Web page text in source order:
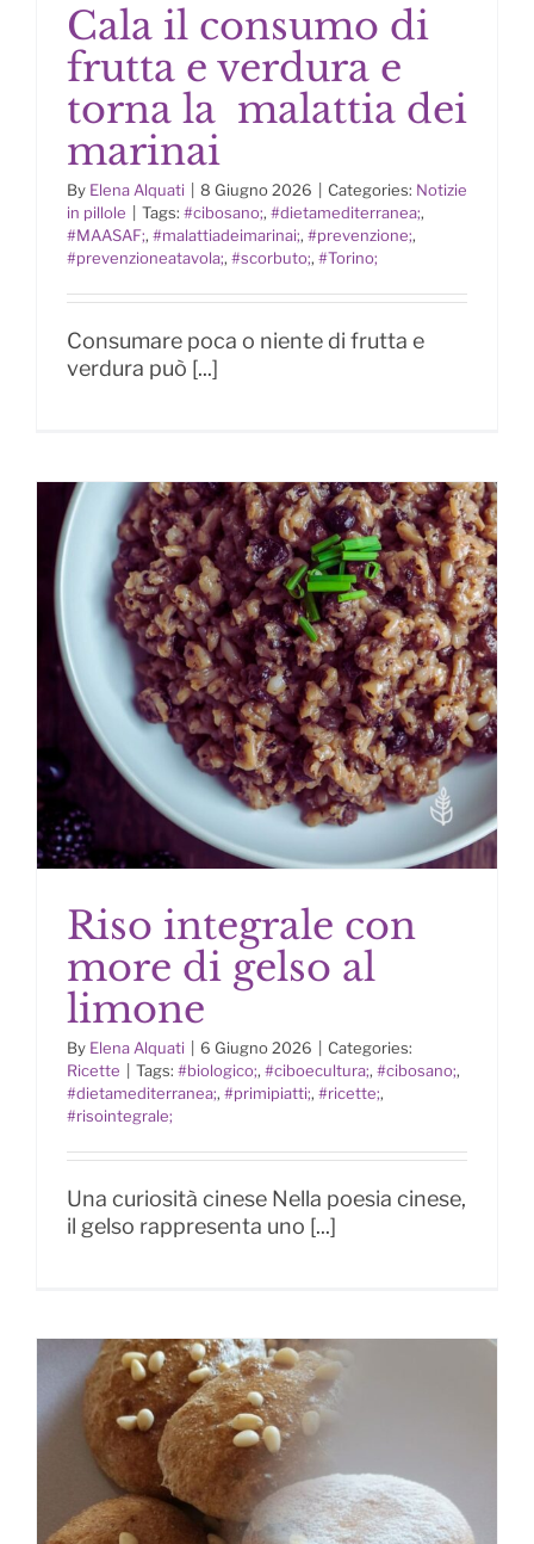
Cala il consumo di frutta e verdura
e torna la malattia dei marinai
Cala il consumo di
frutta e verdura e
torna la malattia dei
marinai
By Elena Alquati 8 Giugno 2026 Categories: Notizie
in pillole
Tags: #cibosano;, #dietamediterranea;,
#MAASAF;, #malattiadeimarinai;, #prevenzione;,
#prevenzioneatavola;, #scorbuto;, #Torino;
Consumare poca o niente di frutta e
verdura può [...]
Riso integrale con more di gelso al
limone
Riso integrale con
more di gelso al
limone
By Elena Alquati 6 Giugno 2026
Categories:
Ricette
Tags: #biologico;, #ciboecultura;, #cibosano;,
#dietamediterranea;, #primipiatti;, #ricette;,
#risointegrale;
Una curiosità cinese Nella poesia cinese,
il gelso rappresenta uno [...]